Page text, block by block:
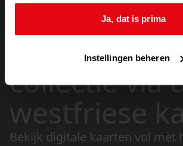
Ja, dat is prima
Instellingen beheren
doorzoek de
collectie via
westfriese
Bekijk digitale kaarten vol met